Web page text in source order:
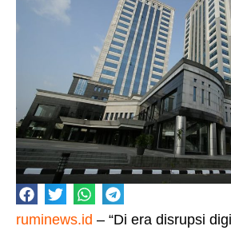
ruminews.id – “Di era disrupsi